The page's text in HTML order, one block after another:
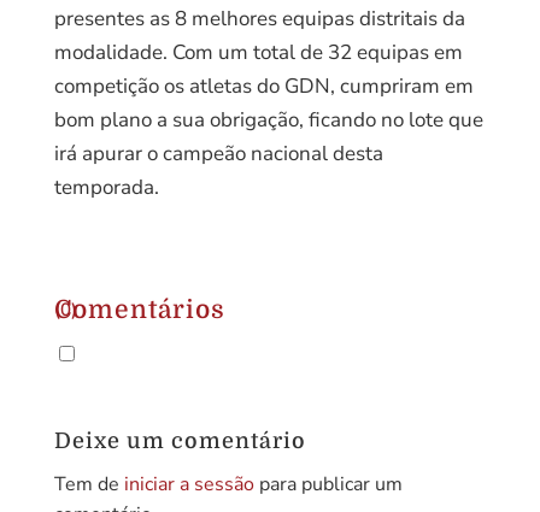
presentes as 8 melhores equipas distritais da
modalidade. Com um total de 32 equipas em
competição os atletas do GDN, cumpriram em
bom plano a sua obrigação, ficando no lote que
irá apurar o campeão nacional desta
temporada.
(0)
Comentários
Deixe um comentário
Tem de iniciar a sessãopara publicar um